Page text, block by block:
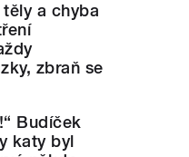
a chyba
zbraň se
Budíček
katy byl